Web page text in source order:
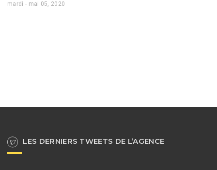
mardi - mai 05, 2020
LES DERNIERS TWEETS DE L’AGENCE